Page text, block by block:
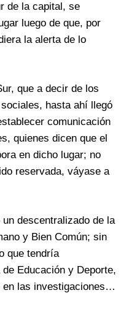
de la capital, se
luego de que, por
la alerta de lo
que a decir de los
hasta ahí llegó
comunicación
quienes dicen que el
en dicho lugar; no
reservada, váyase a
descentralizado de la
y Bien Común; sin
que tendría
Educación y Deporte,
en las investigaciones…